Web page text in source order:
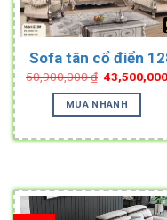
Sofa tân cổ điển
50,900,000₫ Original
price
was:
50,900,000
MUA NHANH